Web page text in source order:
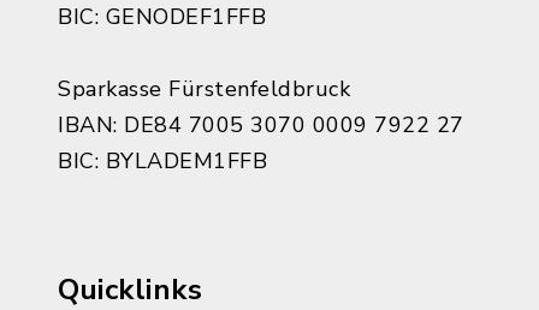
BIC: GENODEF1FFB
Sparkasse Fürstenfeldbruck
IBAN: DE84 7005 3070 0009 7922 27
BIC: BYLADEM1FFB
Quicklinks